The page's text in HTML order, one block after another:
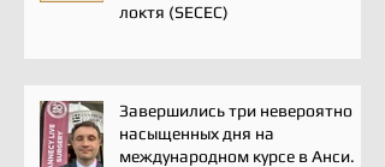
локтя (SECEC)
Завершились три невероятно
насыщенных дня на
международном курсе в Анси.